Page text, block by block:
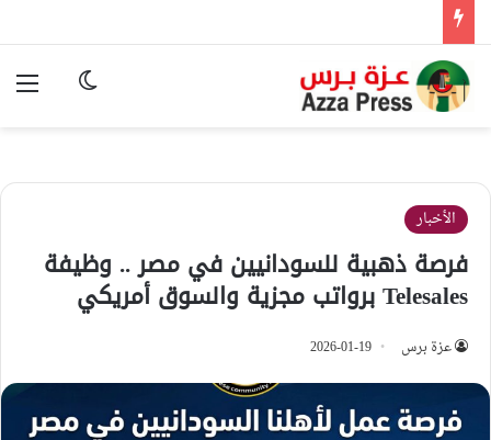
الوضع
الأخبار
فرصة ذهبية للسودانيين في مصر .. وظيفة
Telesales برواتب مجزية والسوق أمريكي
عزة برس 2026-01-19